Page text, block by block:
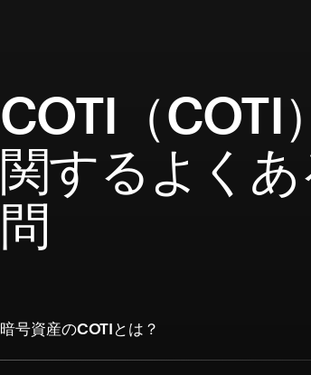
COTI（COTI
関するよく
問
暗号資産のCOTIとは？